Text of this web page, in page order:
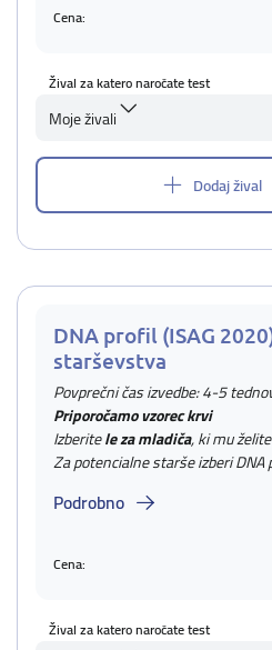
Cena:
Žival za katero naročate test
Moje živali
Dodaj žival
DNA profil (ISAG
starševstva
Povprečni čas izvedbe: 4-5
Priporočamo vzorec krvi
Izberitele za mladiča, ki mu
Za potencialne starše izberi DNA
Podrobno
Cena:
Žival za katero naročate test